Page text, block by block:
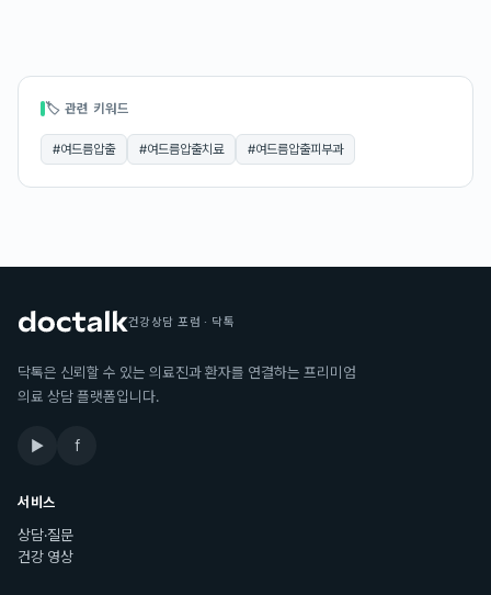
🏷 관련 키워드
#여드름압출 #여드름압출치료 #여드름압출피부과
건강상담 포럼 · 닥톡
닥톡은 신뢰할 수 있는 의료진과 환자를 연결하는 프리미엄
의료 상담 플랫폼입니다.
▶ f
서비스
상담·질문
건강 영상